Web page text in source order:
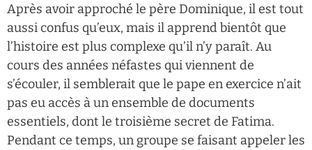
Après avoir approché le père Dominique, il est tout
aussi confus qu’eux, mais il apprend bientôt que
l’histoire est plus complexe qu’il n’y paraît. Au
cours des années néfastes qui viennent de
s’écouler, il semblerait que le pape en exercice n’ait
pas eu accès à un ensemble de documents
essentiels, dont le troisième secret de Fatima.
Pendant ce temps, un groupe se faisant appeler les